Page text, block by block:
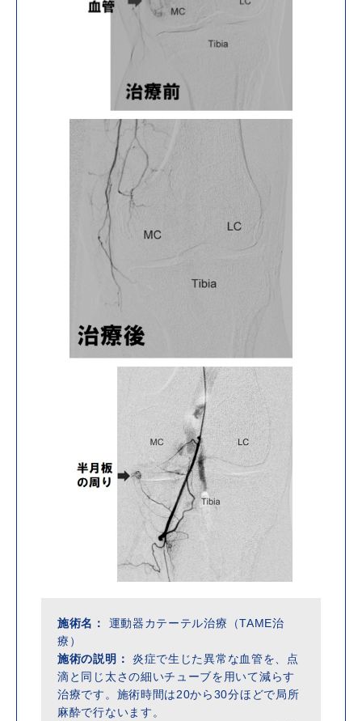
施術名：
運動器カテーテル治療（TAME治
療）
施術の説明：
炎症で生じた異常な血管を、点
滴と同じ太さの細いチューブを用いて減らす
治療です。施術時間は20から30分ほどで局所
麻酔で行ないます。